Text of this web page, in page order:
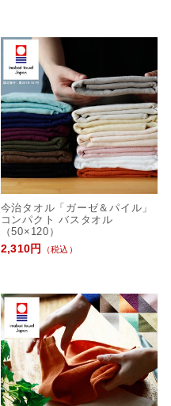
今治タオル「ガーゼ＆パイル」
コンパクト バスタオル
（50×120）
2,310円
（税込）